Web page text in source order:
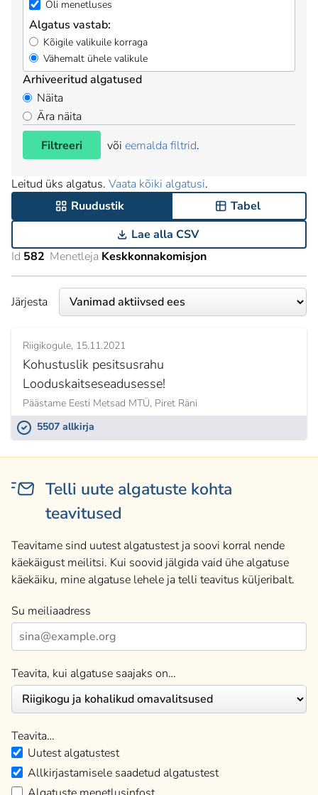
Oli menetluses
Algatus vastab:
Kõigile valikuile korraga
Vähemalt ühele valikule
Arhiveeritud algatused
Näita
Ära näita
Filtreeri
või eemalda filtrid.
Leitud üks algatus. Vaata kõiki algatusi.
Ruudustik
Tabel
Lae alla CSV
Id 582 Menetleja Keskkonnakomisjon
Järjesta
Riigikogule 15.11.2021
Kohustuslik pesitsusrahu
Looduskaitseseadusesse!
Päästame Eesti Metsad MTÜ, Piret Räni
5507 allkirja
Telli uute algatuste kohta
teavitused
Teavitame sind uutest algatustest ja soovi korral nende
käekäigust meilitsi. Kui soovid jälgida vaid ühe algatuse
käekäiku, mine algatuse lehele ja telli teavitus küljeribalt.
Su meiliaadress
Teavita, kui algatuse saajaks on…
Teavita…
Uutest algatustest
Allkirjastamisele saadetud algatustest